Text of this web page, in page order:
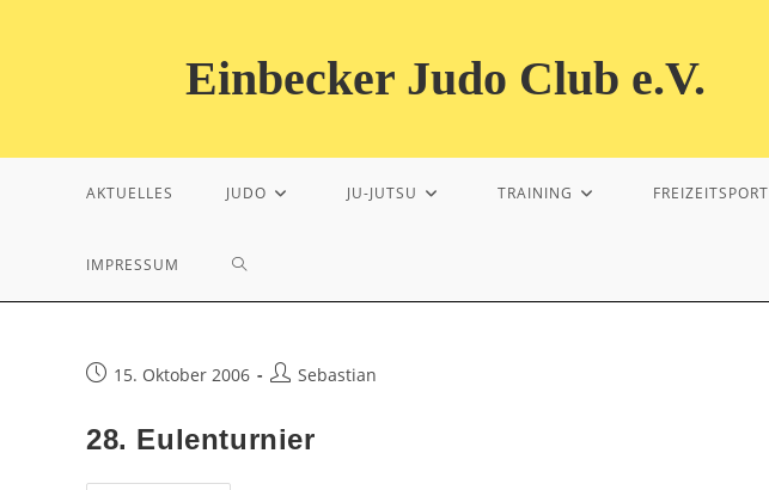
Einbecker Judo Club e.V.
AKTUELLES JUDO JU-JUTSU TRAINING FREIZEITSPORT
IMPRESSUM WEBSITE-
Beitrag15. Oktober 2006
Beitrags-
Sebastian
28. Eulenturnier